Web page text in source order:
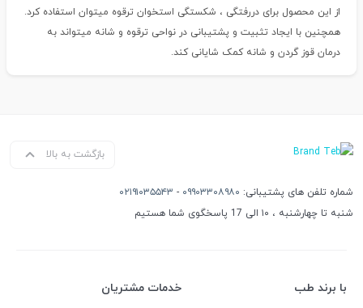
از این محصول برای دررفتگی ، شکستگی استخوان ترقوه میتوان استفاده کرد.
همچنین با ایجاد تثبیت و پشتیبانی در نواحی ترقوه و شانه میتواند به
درمان قوز گردن و شانه کمک شایانی کند.
بازگشت به بالا
شماره تلفن های پشتیبانی: ۰۹۹۰۳۳۰۸۹۸۰ - ۰۲۱۹۱۰۳۵۵۴۳
شنبه تا چهارشنبه ، ۱۰ الی 17 پاسخگوی شما هستیم
با برند طب خدمات مشتریان